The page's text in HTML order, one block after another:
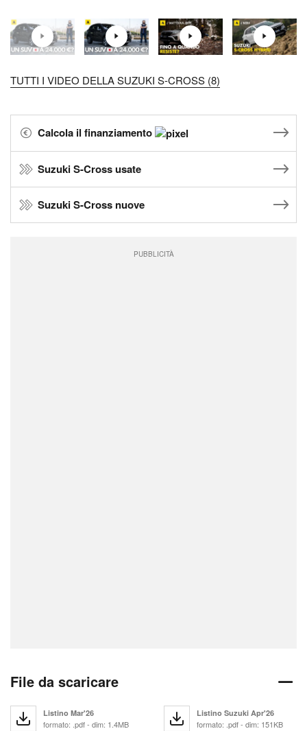
TUTTI I VIDEO DELLA SUZUKI S-CROSS (8)
Calcola il finanziamento
Suzuki S-Cross usate
Suzuki S-Cross nuove
PUBBLICITÀ
File da scaricare
Listino Mar'26
formato: .pdf - dim: 1.4MB
Listino Suzuki Apr'26
formato: .pdf - dim: 151KB